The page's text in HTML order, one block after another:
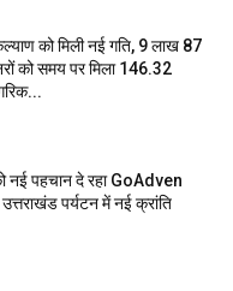
को मिली नई गति, 9 लाख 87
को समय पर मिला ₹146.32
नई पहचान दे रहा GoAdven
पर्यटन में नई क्रांति